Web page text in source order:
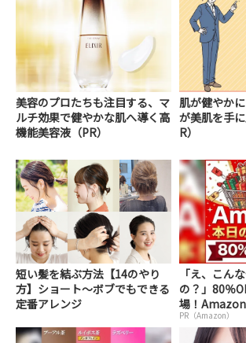
美容のプロたちも注目する、マ
ルチ効果で健やかな肌へ導く高
機能美容液（PR）
肌が健やか
が美肌を手
R）
短い髪を結ぶ方法【14のやり
方】ショート～ボブでもできる
定番アレンジ
「え、こん
の？」80％
場！
PR（Amazon）